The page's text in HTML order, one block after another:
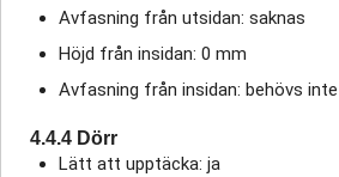
Avfasning från utsidan: saknas
Höjd från insidan: 0 mm
Avfasning från insidan: behövs inte
4.4.4 Dörr
Lätt att upptäcka: ja